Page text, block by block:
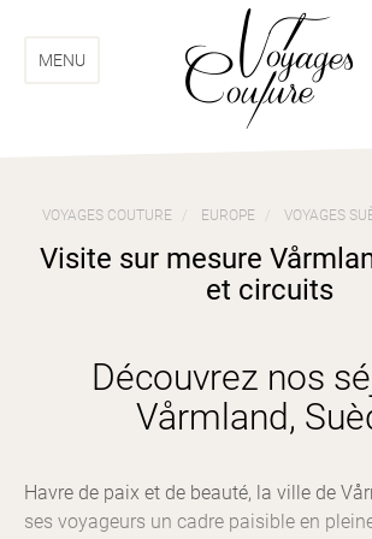
menu
contenuMENU
VOYAGES COUTURE EUROPE VOYAGES
Visite sur mesure
et circuits
Découvrez nos
Vårmland,
Havre de paix et de beauté, la ville de
ses voyageurs un cadre paisible en